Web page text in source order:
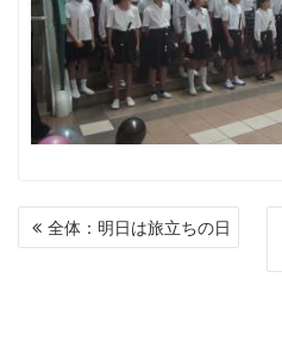
投
稿
全体：明日は旅立ちの日